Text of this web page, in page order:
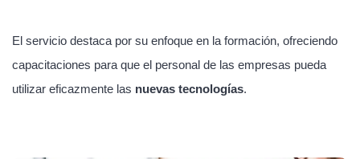
El servicio destaca por su enfoque en la formación, ofreciendo
capacitaciones para que el personal de las empresas pueda
utilizar eficazmente las nuevas tecnologías.